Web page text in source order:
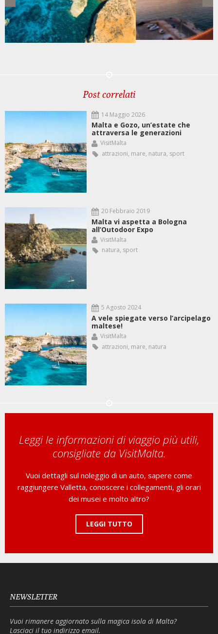
Post correlati
14 Maggio 2026
Malta e Gozo, un’estate che
attraversa le generazioni
VisitMalta
attrazioni, mare, natura, sport
20 Febbraio 2019
Malta vi aspetta a Bologna
all’Outodoor Expo
VisitMalta
natura, sport
5 Agosto 2024
A vele spiegate verso l’arcipelago
maltese!
VisitMalta
attrazioni, mare, natura
Leggi le informazioni di viaggio più utili,
consigliate da VisitMalta.
Vuoi dettagli sul noleggio di un auto, sapere come
raggiungere Valletta, conoscere i collegamenti, gli orari
dei musei e molto altro?
LEGGI TUTTO
NEWSLETTER
Vuoi rimanere aggiornato sulla magica isola di Malta?
Lasciaci il tuo indirizzo email.